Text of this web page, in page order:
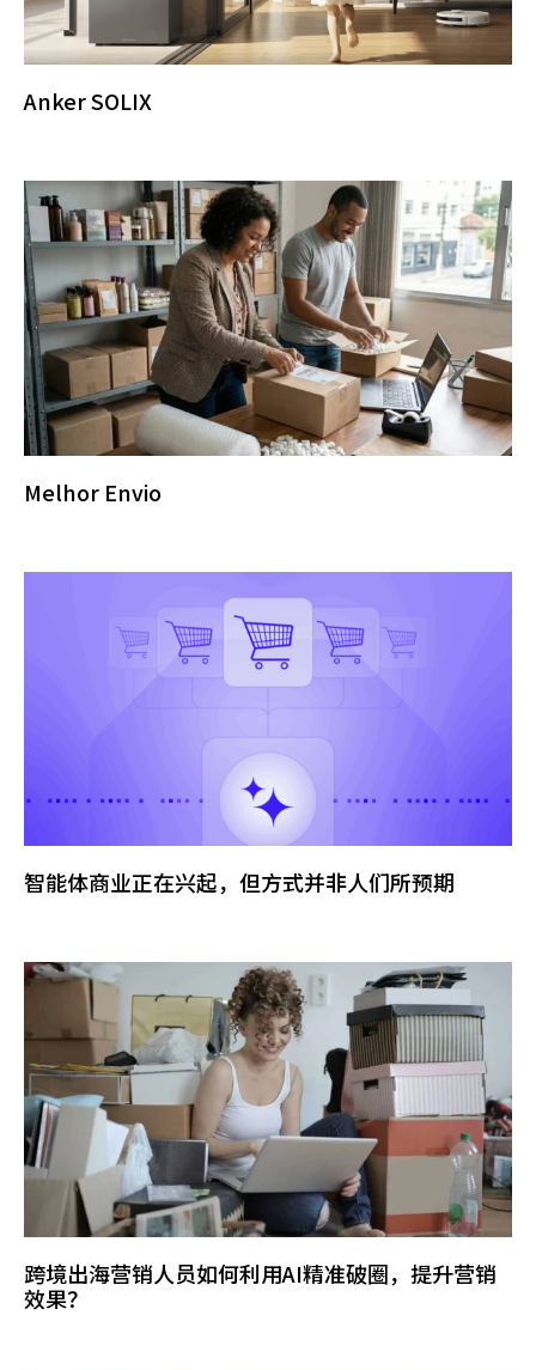
Anker SOLIX
Melhor Envio
智能体商业正在兴起，但方式并非人们所预期
跨境出海营销人员如何利用AI精准破圈，提升营销
效果？